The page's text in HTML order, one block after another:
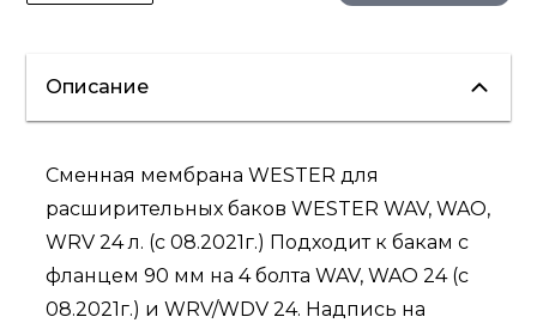
Описание
Сменная мембрана WESTER для
расширительных баков WESTER WAV, WAO,
WRV 24 л. (c 08.2021г.) Подходит к бакам с
фланцем 90 мм на 4 болта WAV, WAO 24 (c
08.2021г.) и WRV/WDV 24. Надпись на